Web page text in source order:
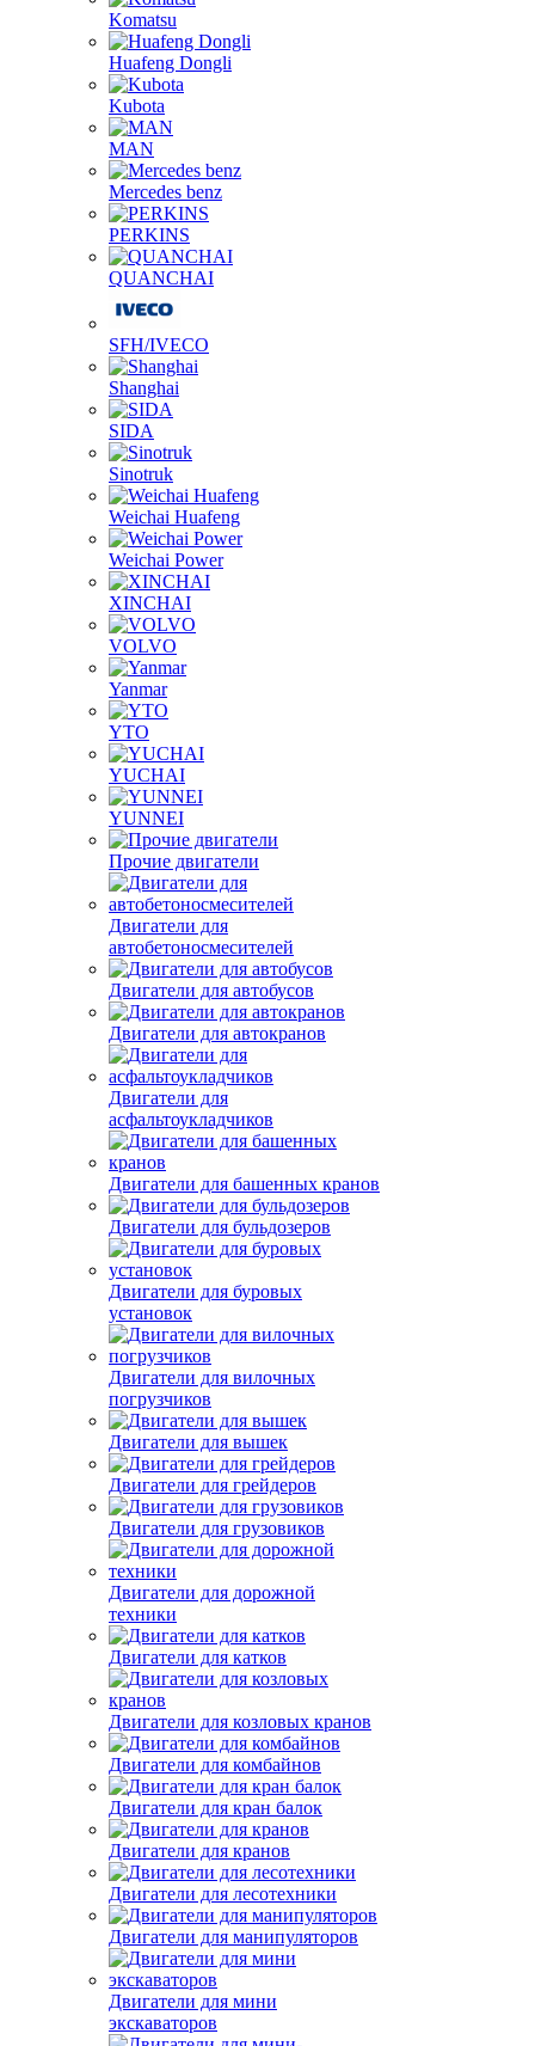
Komatsu
Huafeng Dongli
Kubota
MAN
Mercedes benz
PERKINS
QUANCHAI
SFH/IVECO
Shanghai
SIDA
Sinotruk
Weichai Huafeng
Weichai Power
XINCHAI
VOLVO
Yanmar
YTO
YUCHAI
YUNNEI
Прочие двигатели
Двигатели для
автобетоносмесителей
Двигатели для автобусов
Двигатели для автокранов
Двигатели для
асфальтоукладчиков
Двигатели для башенных кранов
Двигатели для бульдозеров
Двигатели для буровых
установок
Двигатели для вилочных
погрузчиков
Двигатели для вышек
Двигатели для грейдеров
Двигатели для грузовиков
Двигатели для дорожной
техники
Двигатели для катков
Двигатели для козловых кранов
Двигатели для комбайнов
Двигатели для кран балок
Двигатели для кранов
Двигатели для лесотехники
Двигатели для манипуляторов
Двигатели для мини
экскаваторов